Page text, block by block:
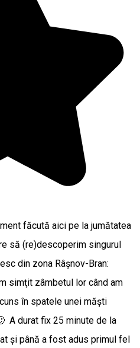
făcută aici pe la jumătatea
să (re)descoperim singurul
din zona Râşnov-Bran:
simţit zâmbetul lor când am
în spatele unei măşti
A durat fix 25 minute de la
şi până a fost adus primul fel